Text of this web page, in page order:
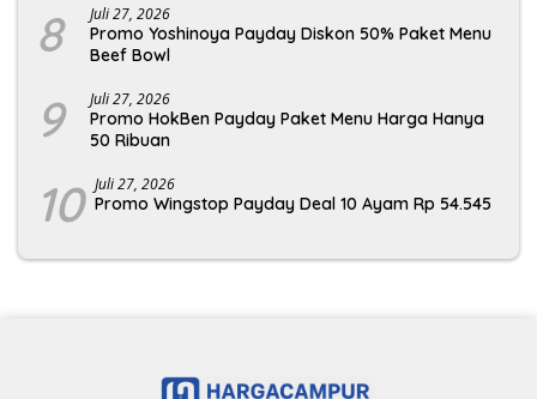
8 Juli 27, 2026
Promo Yoshinoya Payday Diskon 50% Paket Menu
Beef Bowl
9 Juli 27, 2026
Promo HokBen Payday Paket Menu Harga Hanya
50 Ribuan
10 Juli 27, 2026
Promo Wingstop Payday Deal 10 Ayam Rp 54.545